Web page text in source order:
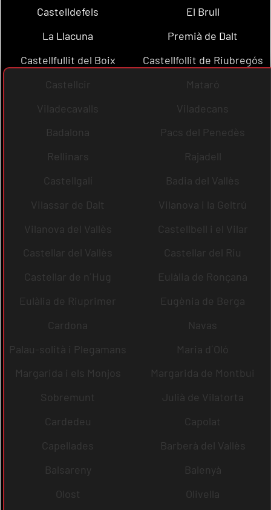
Castelldefels
El Brull
La Llacuna
Premià de Dalt
Castellfullit del Boix
Castellfollit de Riubregós
Castellcir
Mataró
Viladecavalls
Viladecans
Badalona
Pacs del Penedès
Rellinars
Rajadell
Castellgalí
Badia del Vallès
Vilassar de Dalt
Vilanova i la Geltrú
Vilanova del Vallès
Castellbell i el Vilar
Castellar del Vallès
Castellar del Riu
Castellar de n´Hug
Eulàlia de Ronçana
Eulàlia de Riuprimer
Eugènia de Berga
Cardona
Navas
Palau-solità i Plegamans
Maria d´Oló
Margarida i els Monjos
Margarida de Montbui
Sobremunt
Julià de Vilatorta
Cardedeu
Capolat
Capellades
Barberà del Vallès
Balsareny
Balenyà
Olost
Olivella